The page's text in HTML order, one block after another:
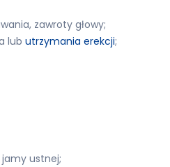
zawroty głowy;
lub utrzymania erekcji;
ustnej;